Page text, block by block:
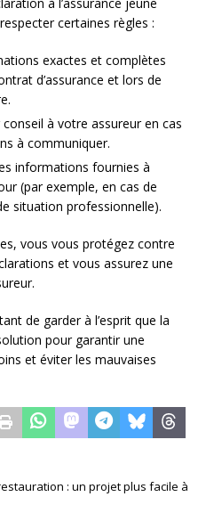
certaines règles :
exactes et complètes
d’assurance et lors de
à votre assureur en cas
à communiquer.
informations fournies à
(par exemple, en cas de
situation professionnelle).
vous vous protégez contre
et vous assurez une
de garder à l’esprit que la
pour garantir une
et éviter les mauvaises
: un projet plus facile à